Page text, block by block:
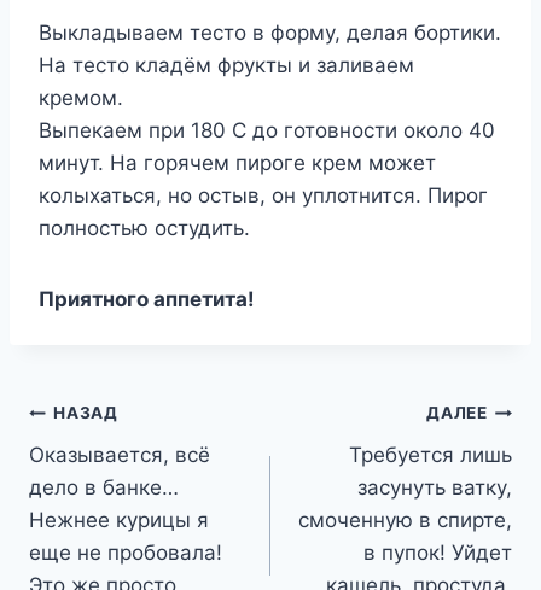
Выкладываем тесто в форму, делая бортики.
На тесто кладём фрукты и заливаем
кремом.
Выпекаем при 180 С до готовности около 40
минут. На горячем пироге крем может
колыхаться, но остыв, он уплотнится. Пирог
полностью остудить.
Приятного аппетита!
Навигация
по
записям
НАЗАД
Оказывается, всё
дело в банке…
Нежнее курицы я
еще не пробовала!
Это же просто
ДАЛЕЕ
Требуется лишь
засунуть ватку,
смоченную в спирте,
в пупок! Уйдет
кашель, простуда,